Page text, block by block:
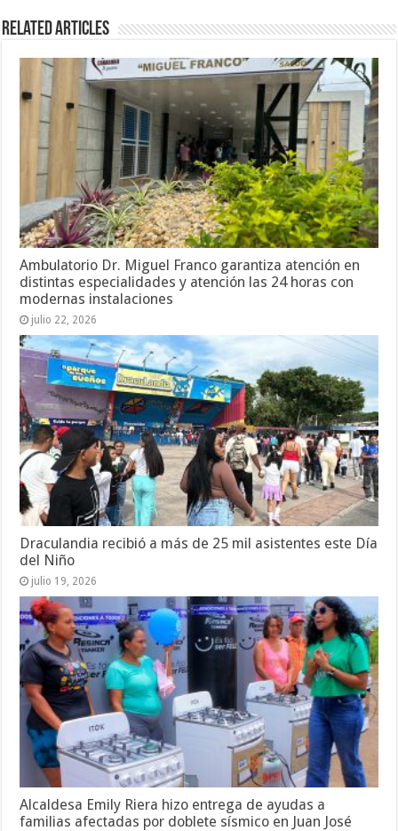
Related Articles
Ambulatorio Dr. Miguel Franco garantiza atención en
distintas especialidades y atención las 24 horas con
modernas instalaciones
julio 22, 2026
Draculandia recibió a más de 25 mil asistentes este Día
del Niño
julio 19, 2026
Alcaldesa Emily Riera hizo entrega de ayudas a
familias afectadas por doblete sísmico en Juan José